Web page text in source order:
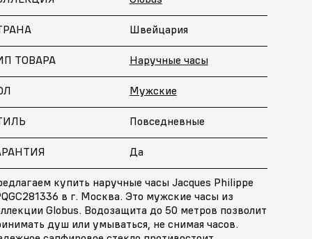
Швейцария
ТОВАРА Наручные часы
Мужские
Повседневные
Да
купить наручные часы Jacques Philippe
в г. Москва. Это мужские часы из
Globus. Водозащита до 50 метров позволит
душ или умываться, не снимая часов.